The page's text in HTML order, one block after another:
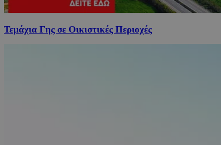
Τεμάχια Γης σε Οικιστικές Περιοχές